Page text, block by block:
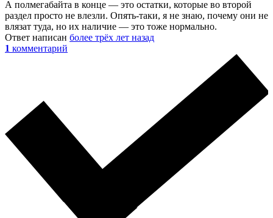
А полмегабайта в конце — это остатки, которые во второй
раздел просто не влезли. Опять-таки, я не знаю, почему они не
влязат туда, но их наличие — это тоже нормально.
Ответ написан более трёх лет назад
1 комментарий